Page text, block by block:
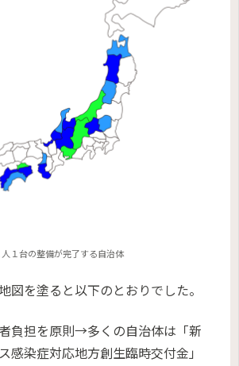
１台の整備が完了する自治体
図を塗ると以下のとおりでした。
負担を原則→多くの自治体は「新
感染症対応地方創生臨時交付金」